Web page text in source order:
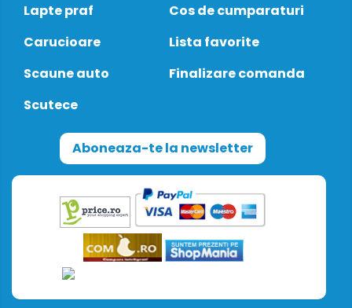
Lapte praf
Carucioare
Scaune auto
Scutece
Cos de cumparaturi
Lista favorite
Finalizare comanda
Aboneaza-te la newsletter